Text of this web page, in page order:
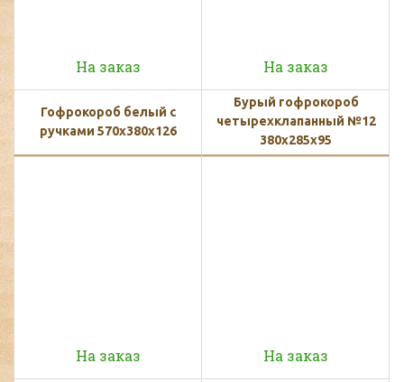
На заказ
Гофрокороб белый с
ручками 570х380х126
На заказ
Бурый гофрокороб
четырехклапанный №12
380х285х95
На заказ На заказ